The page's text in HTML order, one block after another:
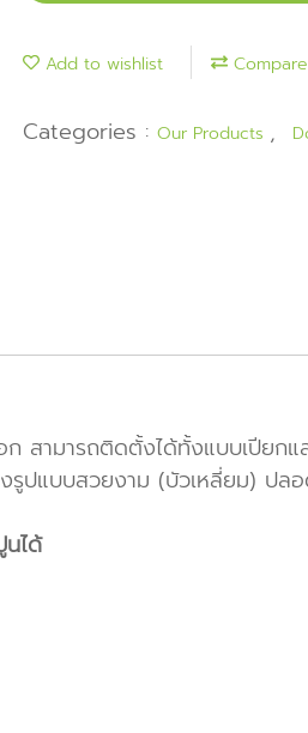
Add to wishlist Compare
Categories : Our Products ,
ามารถติดตั้งได้ทั้งแบบเปียกแ
รูปแบบสวยงาม (บัวเหลี่ยม) ปล
ได้